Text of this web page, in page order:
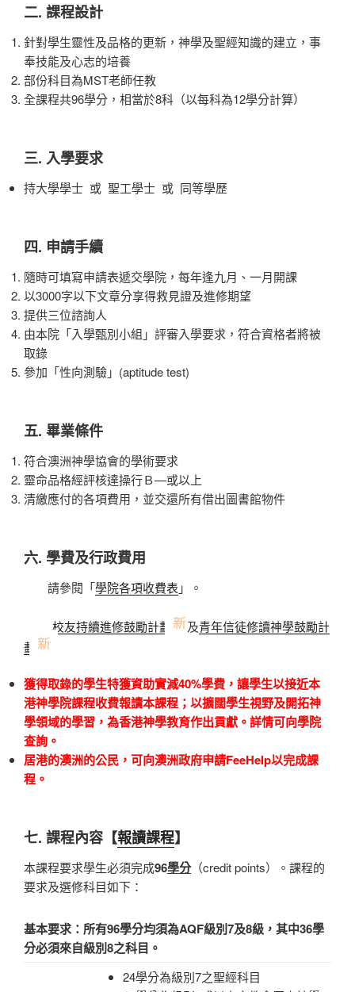
二. 課程設計
針對學生靈性及品格的更新，神學及聖經知識的建立，事
奉技能及心志的培養
部份科目為MST老師任教
全課程共96學分，相當於8科（以每科為12學分計算）
三. 入學要求
持大學學士 或 聖工學士 或 同等學歷
四. 申請手續
隨時可填寫申請表遞交學院，每年逢九月、一月開課
以3000字以下文章分享得救見證及進修期望
提供三位諮詢人
由本院「入學甄別小組」評審入學要求，符合資格者將被
取錄
參加「性向測驗」(aptitude test)
五. 畢業條件
符合澳洲神學協會的學術要求
靈命品格經評核達操行Ｂ—或以上
清繳應付的各項費用，並交還所有借出圖書館物件
六. 學費及行政費用
請參閱「學院各項收費表 」。
校友持續進修鼓勵計劃 及青年信徒修讀神學鼓勵計
劃
獲得取錄的學生特獲資助實減40%學費， 讓學生以接近本
港神學院課程收費報讀本課程；以擴闊學生視野及開拓神
學領域的學習，為香港神學教育作出貢獻。詳情可向學院
查詢。
居港的澳洲的公民，可向澳洲政府申請FeeHelp以完成課
程 。
七. 課程內容【報讀課程】
本課程要求學生必須完成96學分 （credit points）。課程的
要求及選修科目如下：
基本要求：所有96學分均須為AQF級別7及8級，其中36學
分必須來自級別8之科目。
24學分為級別7之聖經科目